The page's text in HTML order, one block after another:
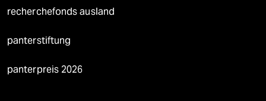
recherchefonds ausland
panterstiftung
panterpreis 2026